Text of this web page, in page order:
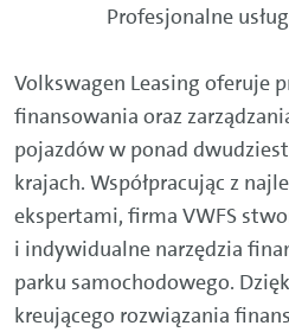
Profesjonalne
Volkswagen Leasing oferuje
finansowania oraz
pojazdów w ponad
krajach. Współpracując z
ekspertami, firma VWFS
i indywidualne narzędzia
parku samochodowego.
kreującego rozwiązania